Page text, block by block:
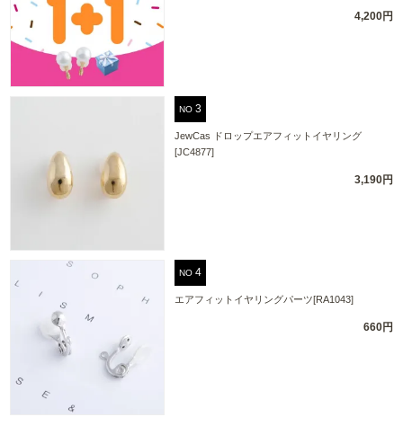
4,200円
NO
JewCas ドロップエアフィットイヤリング
[JC4877]
3,190円
NO
エアフィットイヤリングパーツ[RA1043]
660円